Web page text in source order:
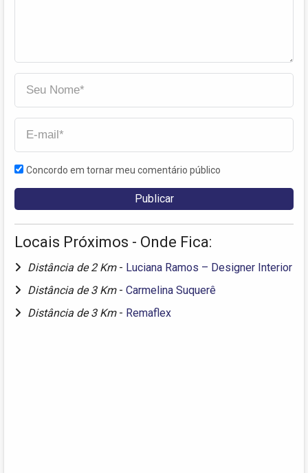
Concordo em tornar meu comentário público
Locais Próximos - Onde Fica:
Distância de 2 Km - Luciana Ramos – Designer Interior
Distância de 3 Km - Carmelina Suquerê
Distância de 3 Km - Remaflex